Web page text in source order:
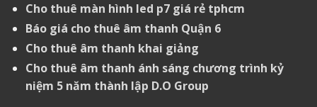
Cho thuê màn hình led p7 giá rẻ tphcm
Báo giá cho thuê âm thanh Quận 6
Cho thuê âm thanh khai giảng
Cho thuê âm thanh ánh sáng chương trình kỷ
niệm 5 năm thành lập D.O Group